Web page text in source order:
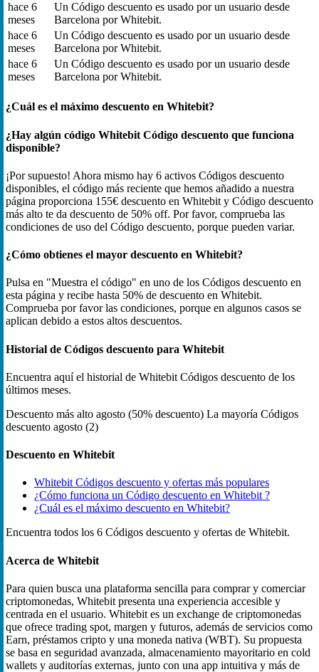
hace 6
meses
Un Código descuento es usado por un usuario desde
Barcelona por Whitebit.
hace 6
meses
Un Código descuento es usado por un usuario desde
Barcelona por Whitebit.
hace 6
meses
Un Código descuento es usado por un usuario desde
Barcelona por Whitebit.
¿Cuál es el máximo descuento en Whitebit?
¿Hay algún código Whitebit Código descuento que funciona
disponible?
¡Por supuesto! Ahora mismo hay 6 activos Códigos descuento
disponibles, el código más reciente que hemos añadido a nuestra
página proporciona 155€ descuento en Whitebit y Código descuento
más alto te da descuento de 50% off. Por favor, comprueba las
condiciones de uso del Código descuento, porque pueden variar.
¿Cómo obtienes el mayor descuento en Whitebit?
Pulsa en "Muestra el código" en uno de los Códigos descuento en
esta página y recibe hasta 50% de descuento en Whitebit.
Comprueba por favor las condiciones, porque en algunos casos se
aplican debido a estos altos descuentos.
Historial de Códigos descuento para Whitebit
Encuentra aquí el historial de Whitebit Códigos descuento de los
últimos meses.
Descuento más alto agosto (50% descuento) La mayoría Códigos
descuento agosto (2)
Descuento en Whitebit
Whitebit Códigos descuento y ofertas más populares
¿Cómo funciona un Código descuento en Whitebit ?
¿Cuál es el máximo descuento en Whitebit?
Encuentra todos los 6 Códigos descuento y ofertas de Whitebit.
Acerca de Whitebit
Para quien busca una plataforma sencilla para comprar y comerciar
criptomonedas, Whitebit presenta una experiencia accesible y
centrada en el usuario. Whitebit es un exchange de criptomonedas
que ofrece trading spot, margen y futuros, además de servicios como
Earn, préstamos cripto y una moneda nativa (WBT). Su propuesta
se basa en seguridad avanzada, almacenamiento mayoritario en cold
wallets y auditorías externas, junto con una app intuitiva y más de